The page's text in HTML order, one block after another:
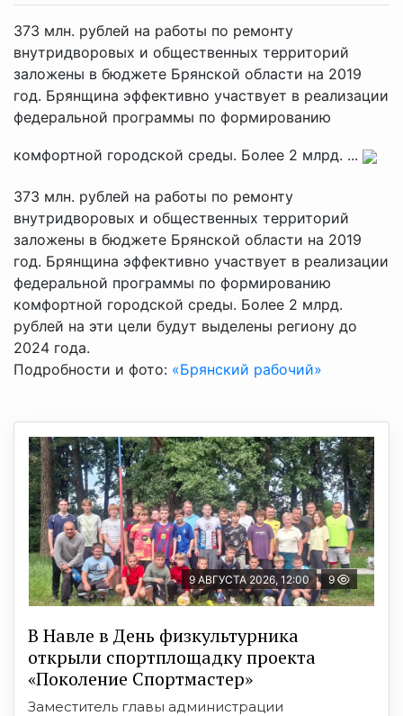
373 млн. рублей на работы по ремонту
внутридворовых и общественных территорий
заложены в бюджете Брянской области на 2019
год. Брянщина эффективно участвует в реализации
федеральной программы по формированию
комфортной городской среды. Более 2 млрд. ...
373 млн. рублей на работы по ремонту
внутридворовых и общественных территорий
заложены в бюджете Брянской области на 2019
год. Брянщина эффективно участвует в реализации
федеральной программы по формированию
комфортной городской среды. Более 2 млрд.
рублей на эти цели будут выделены региону до
2024 года.
Подробности и фото: «Брянский рабочий»
9 АВГУСТА 2026, 12:00 9
В Навле в День физкультурника
открыли спортплощадку проекта
«Поколение Спортмастер»
Заместитель главы администрации